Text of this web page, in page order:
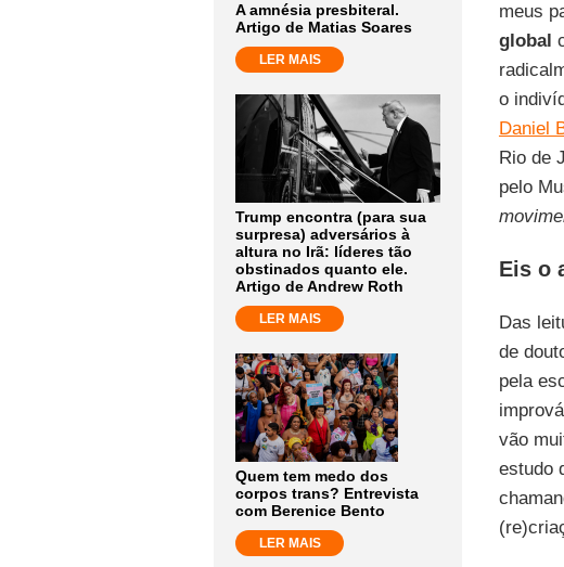
A amnésia presbiteral.
Artigo de Matias Soares
LER MAIS
Trump encontra (para sua
surpresa) adversários à
altura no Irã: líderes tão
obstinados quanto ele.
Artigo de Andrew Roth
LER MAIS
Quem tem medo dos
corpos trans? Entrevista
com Berenice Bento
LER MAIS
meus
global
o
Daniel
Rio de
pelo
Eis o
Das
de
pela
vão
estudo